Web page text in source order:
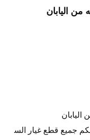
من اليابان
لكم جميع قطع غيار الس